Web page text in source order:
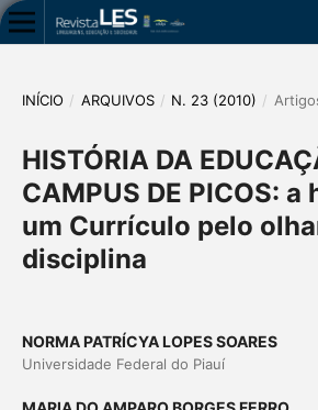
INÍCIO / ARQUIVOS / N. 23 (2010) /
HISTÓRIA DA
CAMPUS DE PICOS:
um Currículo pelo
disciplina
NORMA PATRÍCYA LOPES SOARES
Universidade Federal do Piauí